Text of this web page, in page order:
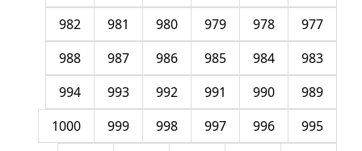
977
978
979
980
981
982
983
984
985
986
987
988
989
990
991
992
993
994
995
996
997
998
999
1000